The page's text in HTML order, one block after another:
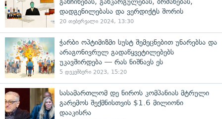
დადგენილებასა და ვერდიქტს შორის
20 თებერვალი 2024, 13:30
ჭარბი ოპტიმიზმი სუსტ შემეცნებით უნარებსა და
არაგონივრულ გადაწყვეტილებებს
უკავშირდება — რას ნიშნავს ეს
5 დეკემბერი 2023, 15:20
სასამართლომ დე ნიროს კომპანიას მტრული
გარემოს შექმნისთვის $1.6 მილიონი
დააკისრა